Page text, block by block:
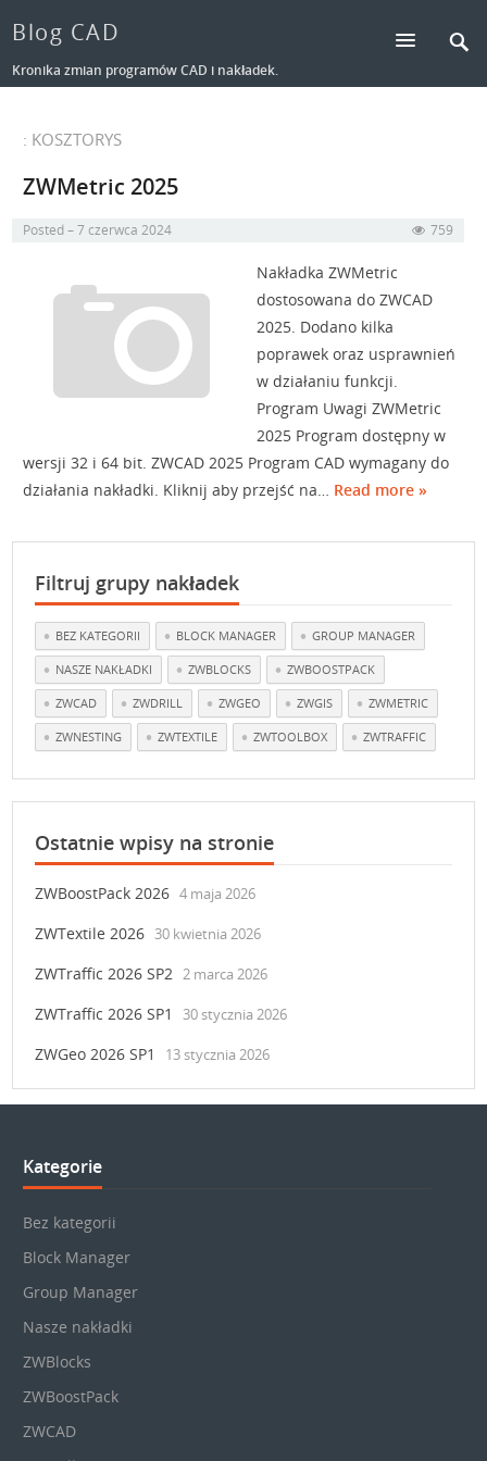
Blog CAD
Kronika zmian programów CAD i nakładek.
: KOSZTORYS
ZWMetric 2025
Posted 7 czerwca 2024 759
Nakładka ZWMetric
dostosowana do ZWCAD
2025. Dodano kilka
poprawek oraz usprawnień
w działaniu funkcji.
Program Uwagi ZWMetric
2025 Program dostępny w
wersji 32 i 64 bit. ZWCAD 2025 Program CAD wymagany do
działania nakładki. Kliknij aby przejść na… Read more »
Filtruj grupy nakładek
BEZ KATEGORII BLOCK MANAGER GROUP MANAGER
NASZE NAKŁADKI ZWBLOCKS ZWBOOSTPACK
ZWCAD ZWDRILL ZWGEO ZWGIS ZWMETRIC
ZWNESTING ZWTEXTILE ZWTOOLBOX ZWTRAFFIC
Ostatnie wpisy na stronie
ZWBoostPack 2026 4 maja 2026
ZWTextile 2026 30 kwietnia 2026
ZWTraffic 2026 SP2 2 marca 2026
ZWTraffic 2026 SP1 30 stycznia 2026
ZWGeo 2026 SP1 13 stycznia 2026
Kategorie
Bez kategorii
Block Manager
Group Manager
Nasze nakładki
ZWBlocks
ZWBoostPack
ZWCAD